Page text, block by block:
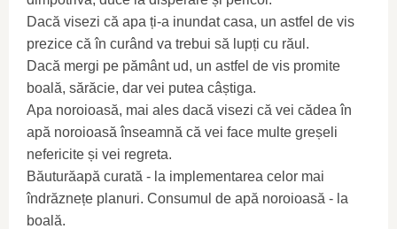
Dacă visezi că apa ți-a inundat casa, un astfel de vis
prezice că în curând va trebui să lupți cu răul.
Dacă mergi pe pământ ud, un astfel de vis promite
boală, sărăcie, dar vei putea câștiga.
Apa noroioasă, mai ales dacă visezi că vei cădea în
apă noroioasă înseamnă că vei face multe greșeli
nefericite și vei regreta.
Băuturăapă curată - la implementarea celor mai
îndrăznețe planuri. Consumul de apă noroioasă - la
boală.